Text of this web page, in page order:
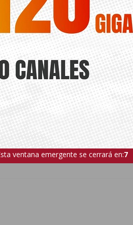
‘Transmuten’ de Barcelona, que
refugiadas, a través de las
albergando la
C’s Benejúzar
moción para
ventana emergente se cerrará en:6